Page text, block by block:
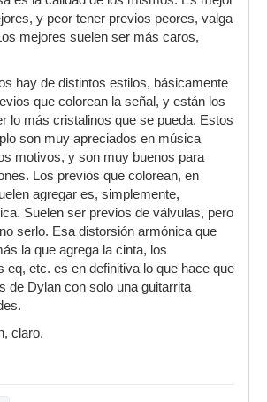
y peor tener previos peores, valga
mejores suelen ser más caros,
hay de distintos estilos, básicamente
que colorean la señal, y están los
lo más cristalinos que se pueda. Estos
son muy apreciados en música
motivos, y son muy buenos para
Los previos que colorean, en
agregar es, simplemente,
Suelen ser previos de válvulas, pero
serlo. Esa distorsión armónica que
la que agrega la cinta, los
eq, etc. es en definitiva lo que hace que
de Dylan con solo una guitarrita
claro.